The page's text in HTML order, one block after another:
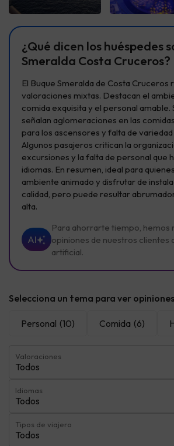
¿Qué dicen los huéspedes
Smeralda Costa Cruceros?
El Buque Smeralda de Costa Cruceros
valoraciones mixtas. Destacan el
comida exquisita y el personal amable.
señalan aglomeraciones en las
para los ascensores y falta de
Algunos pasajeros critican la
excursiones y la falta de personal que
idiomas. En resumen, ideal para
ambiente animado y disfrutar de
calidad, pero puede resultar
alta.
AI
Para ahorrarte tiempo, hemos
opiniones de nuestros clientes
artificial.
Selecciona un tema para ver
Personal (10) Comida (6)
Valoraciones
Todos
Idiomas
Todos
Tipos de viajero
Todos